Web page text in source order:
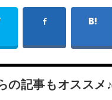
の記事もオススメ♪